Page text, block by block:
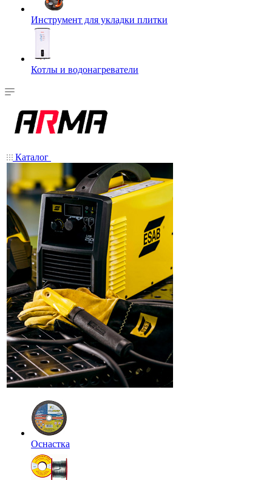
Инструмент для укладки плитки
Котлы и водонагреватели
Каталог
Оснастка